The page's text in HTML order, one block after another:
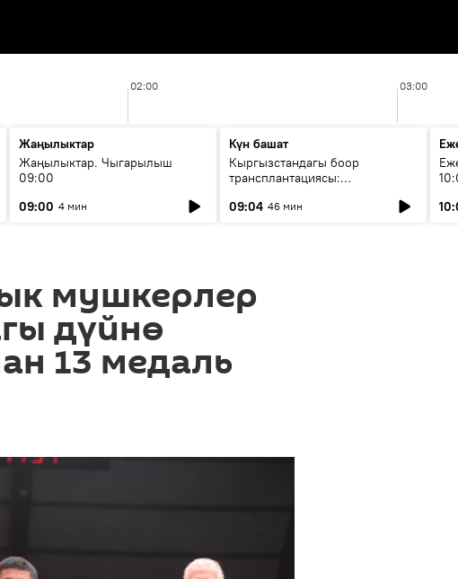
02:00 03:00
Жаңылыктар
Жаңылыктар. Чыгарылыш
09:00
09:00 4 мин
Күн башат
Кыргызстандагы боор
трансплантациясы:
келечеги
09:04 46 мин
мушкерлер
дүйнө
13 медаль